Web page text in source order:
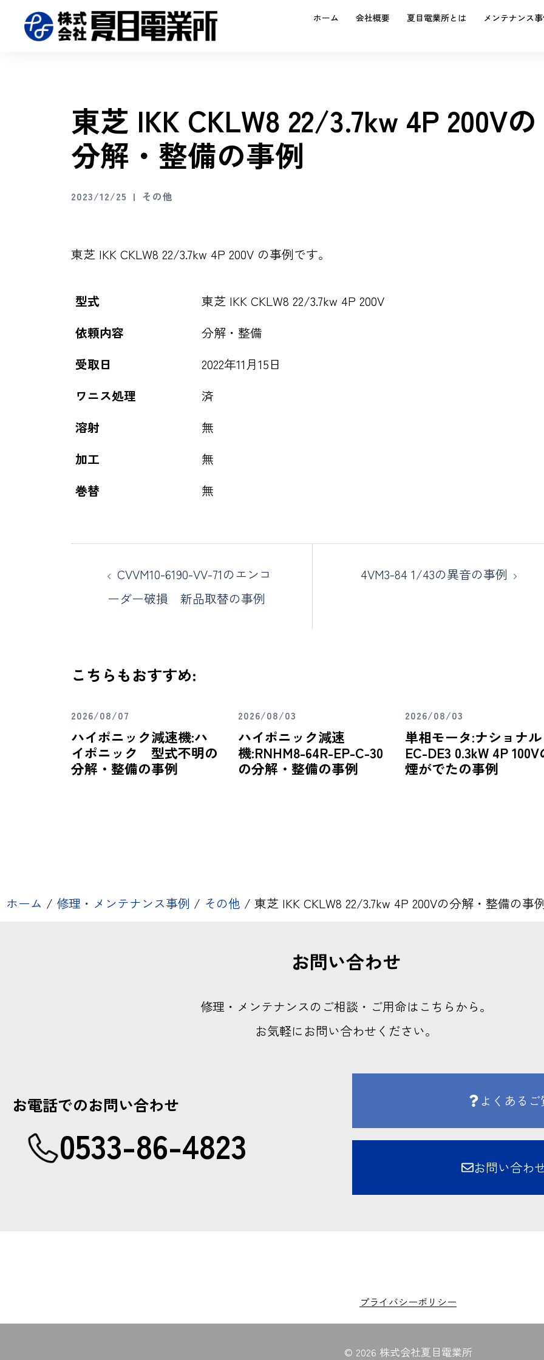
ホーム 会社概要 夏目電業所とは メンテナンス
東芝 IKK CKLW8 22/3.7kw 4P 200Vの
分解・整備の事例
2023/12/25 その他
東芝 IKK CKLW8 22/3.7kw 4P 200V の事例です。
型式
東芝 IKK CKLW8 22/3.7kw 4P 200V
依頼内容
分解・整備
受取日
2022年11月15日
ワニス処理
済
溶射
無
加工
無
巻替
無
CVVM10-6190-VV-71のエンコ
ーダー破損 新品取替の事例
4VM3-84 1/43の異音の事例
こちらもおすすめ:
2026/08/07
ハイポニック減速機:ハ
イポニック 型式不明の
分解・整備の事例
2026/08/03
ハイポニック減速
機:RNHM8-64R-EP-C-30
の分解・整備の事例
2026/08/03
単相モータ:ナショナル
EC-DE3 0.3kW 4P 100V
煙がでたの事例
ホーム / 修理・メンテナンス事例 / その他 / 東芝 IKK CKLW8 22/3.7kw 4P 200Vの分解・整備の事
お問い合わせ
修理・メンテナンスのご相談・ご用命はこちらから。
お気軽にお問い合わせください。
お電話でのお問い合わせ
0533-86-4823
よくある
お問い合わ
プライバシーポリシー
© 2026 株式会社夏目電業所